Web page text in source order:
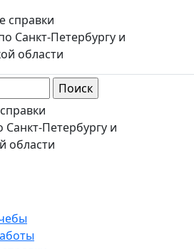
справки
Санкт-Петербургу и
области
Санкт-Петербургу и
области